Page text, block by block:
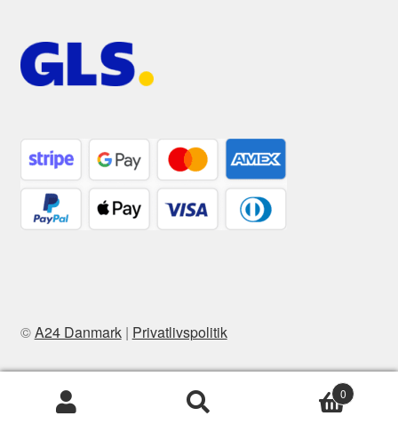
©A24 Danmark| Privatlivspolitik
0